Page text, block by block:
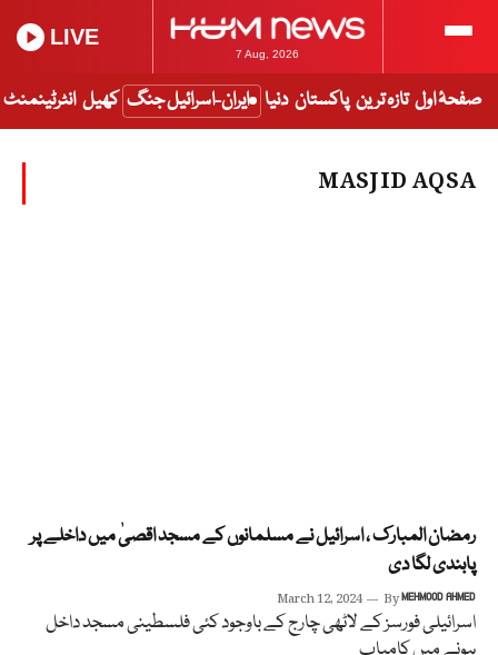
7 Aug, 2026
LIVE
صفحۂ اول تازہ ترین پاکستان دنیا ایران-اسرائیل جنگ کھیل انٹرٹینمنٹ
MASJID AQSA
رمضان المبارک ، اسرائیل نے مسلمانوں کے مسجد اقصیٰ میں داخلے پر
پابندی لگا دی
March 12, 2024 ByMEHMOOD AHMED
اسرائیلی فورسز کے لاٹھی چارج کے باوجود کئی فلسطینی مسجد داخل
ہونے میں کامیاب